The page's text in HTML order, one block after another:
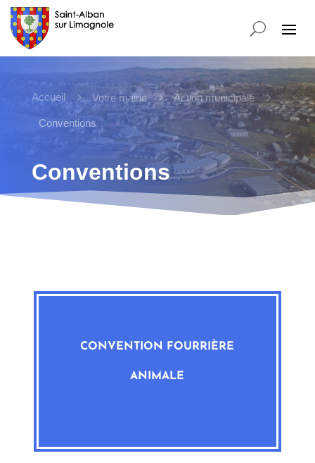
Accueil 5 Votre mairie 5 Action municipale 5
Conventions
Conventions
CONVENTION FOURRIÈRE
ANIMALE